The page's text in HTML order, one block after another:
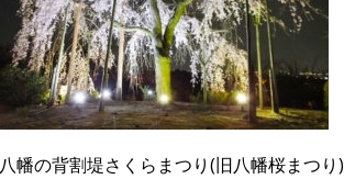
八幡の背割堤さくらまつり(旧八幡桜まつり)